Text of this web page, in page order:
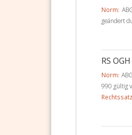
Norm:
geändert
RS
Norm:
990 gültig